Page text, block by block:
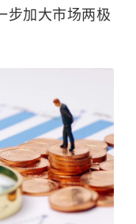
步加大市场两极